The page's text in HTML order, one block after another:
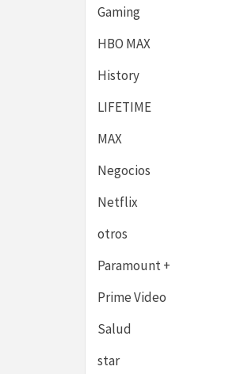
Gaming
HBO MAX
History
LIFETIME
MAX
Negocios
Netflix
otros
Paramount +
Prime Video
Salud
star